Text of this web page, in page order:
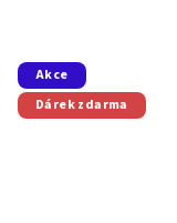
Akce
Dárek zdarma